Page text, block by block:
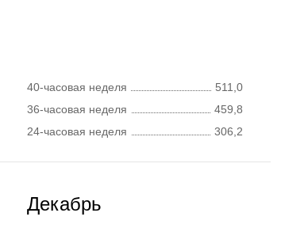
40-часовая неделя
511,0
36-часовая неделя
459,8
24-часовая неделя
306,2
Декабрь